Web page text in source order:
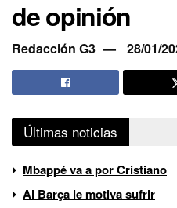
de opinión
Redacción G3 28/01/
Últimas noticias
Mbappé va a por Cristiano
Al Barça le motiva sufrir